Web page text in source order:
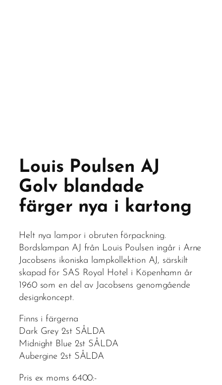
Louis Poulsen AJ
Golv blandade
färger nya i kartong
Helt nya lampor i obruten förpackning.
Bordslampan AJ från Louis Poulsen ingår i Arne
Jacobsens ikoniska lampkollektion AJ, särskilt
skapad för SAS Royal Hotel i Köpenhamn år
1960 som en del av Jacobsens genomgående
designkoncept.
Finns i färgerna
Dark Grey 2st SÅLDA
Midnight Blue 2st SÅLDA
Aubergine 2st SÅLDA
Pris ex moms 6400:-